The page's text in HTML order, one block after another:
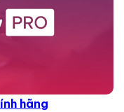
hãng